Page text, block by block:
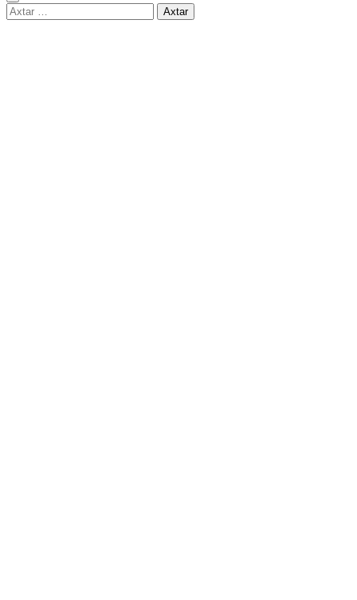
Axtarış: